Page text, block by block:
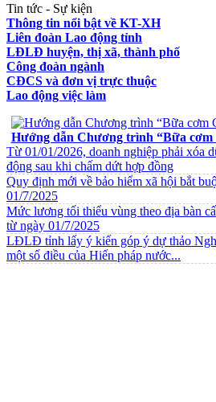
Tin tức - Sự kiện
Thông tin nổi bật về KT-XH
Liên đoàn Lao động tỉnh
LĐLĐ huyện, thị xã, thành phố
Công đoàn ngành
CĐCS và đơn vị trực thuộc
Lao động việc làm
Hướng dẫn Chương trình “Bữa cơm
Từ 01/01/2026, doanh nghiệp phải xóa
động sau khi chấm dứt hợp đồng
Quy định mới về bảo hiểm xã hội bắt
01/7/2025
Mức lương tối thiểu vùng theo địa bàn
từ ngày 01/7/2025
LĐLĐ tỉnh lấy ý kiến góp ý dự thảo
một số điều của Hiến pháp nước...